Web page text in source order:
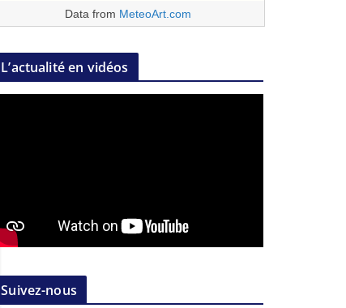
Data from MeteoArt.com
L’actualité en vidéos
Suivez-nous